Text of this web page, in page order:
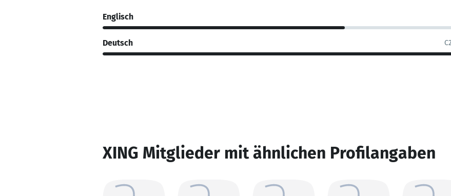
Englisch
Deutsch
XING Mitglieder mit ähnlichen Profilangaben